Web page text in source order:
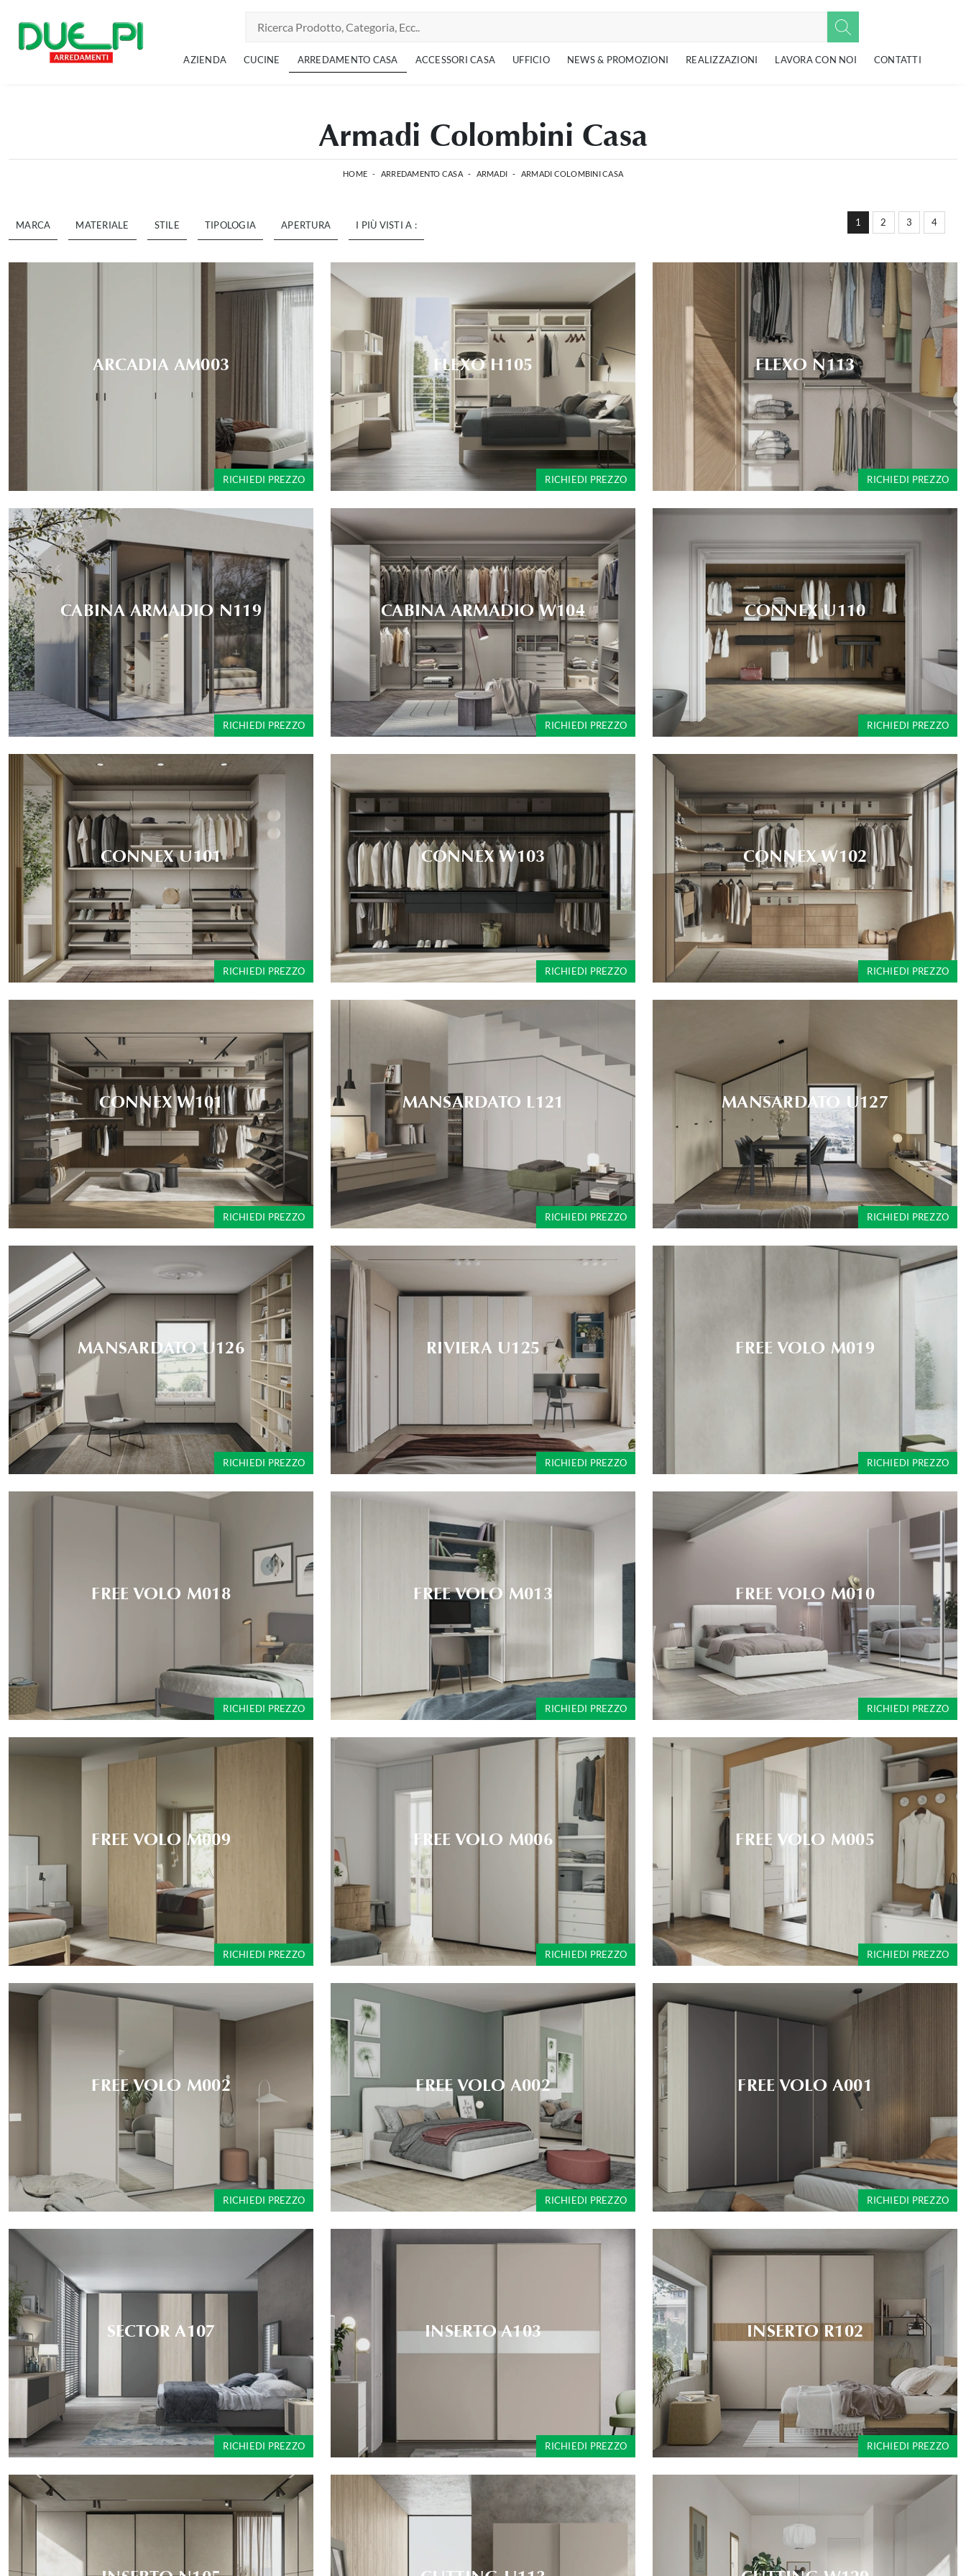
AZIENDA CUCINE ARREDAMENTO CASA ACCESSORI CASA UFFICIO NEWS & PROMOZIONI REALIZZAZIONI LAVORA CON NOI CONTATTI
Armadi Colombini Casa
HOME - ARREDAMENTO CASA - ARMADI - ARMADI COLOMBINI CASA
MARCA MATERIALE STILE TIPOLOGIA APERTURA I PIÙ VISTI A : 1 2 3 4
ARCADIA AM003
RICHIEDI PREZZO
FLEXO H105
RICHIEDI PREZZO
FLEXO N113
RICHIEDI PREZZO
CABINA ARMADIO N119
RICHIEDI PREZZO
CABINA ARMADIO W104
RICHIEDI PREZZO
CONNEX U110
RICHIEDI PREZZO
CONNEX U101
RICHIEDI PREZZO
CONNEX W103
RICHIEDI PREZZO
CONNEX W102
RICHIEDI PREZZO
CONNEX W101
RICHIEDI PREZZO
MANSARDATO L121
RICHIEDI PREZZO
MANSARDATO U127
RICHIEDI PREZZO
MANSARDATO U126
RICHIEDI PREZZO
RIVIERA U125
RICHIEDI PREZZO
FREE VOLO M019
RICHIEDI PREZZO
FREE VOLO M018
RICHIEDI PREZZO
FREE VOLO M013
RICHIEDI PREZZO
FREE VOLO M010
RICHIEDI PREZZO
FREE VOLO M009
RICHIEDI PREZZO
FREE VOLO M006
RICHIEDI PREZZO
FREE VOLO M005
RICHIEDI PREZZO
FREE VOLO M002
RICHIEDI PREZZO
FREE VOLO A002
RICHIEDI PREZZO
FREE VOLO A001
RICHIEDI PREZZO
SECTOR A107
RICHIEDI PREZZO
INSERTO A103
RICHIEDI PREZZO
INSERTO R102
RICHIEDI PREZZO